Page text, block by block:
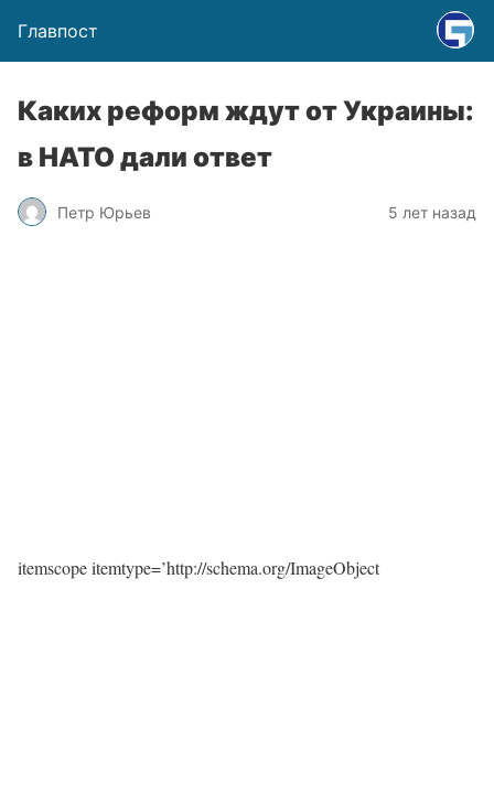
Главпост
Каких реформ ждут от Украины:
в НАТО дали ответ
Петр Юрьев 5 лет назад
itemscope itemtype=’http://schema.org/ImageObject